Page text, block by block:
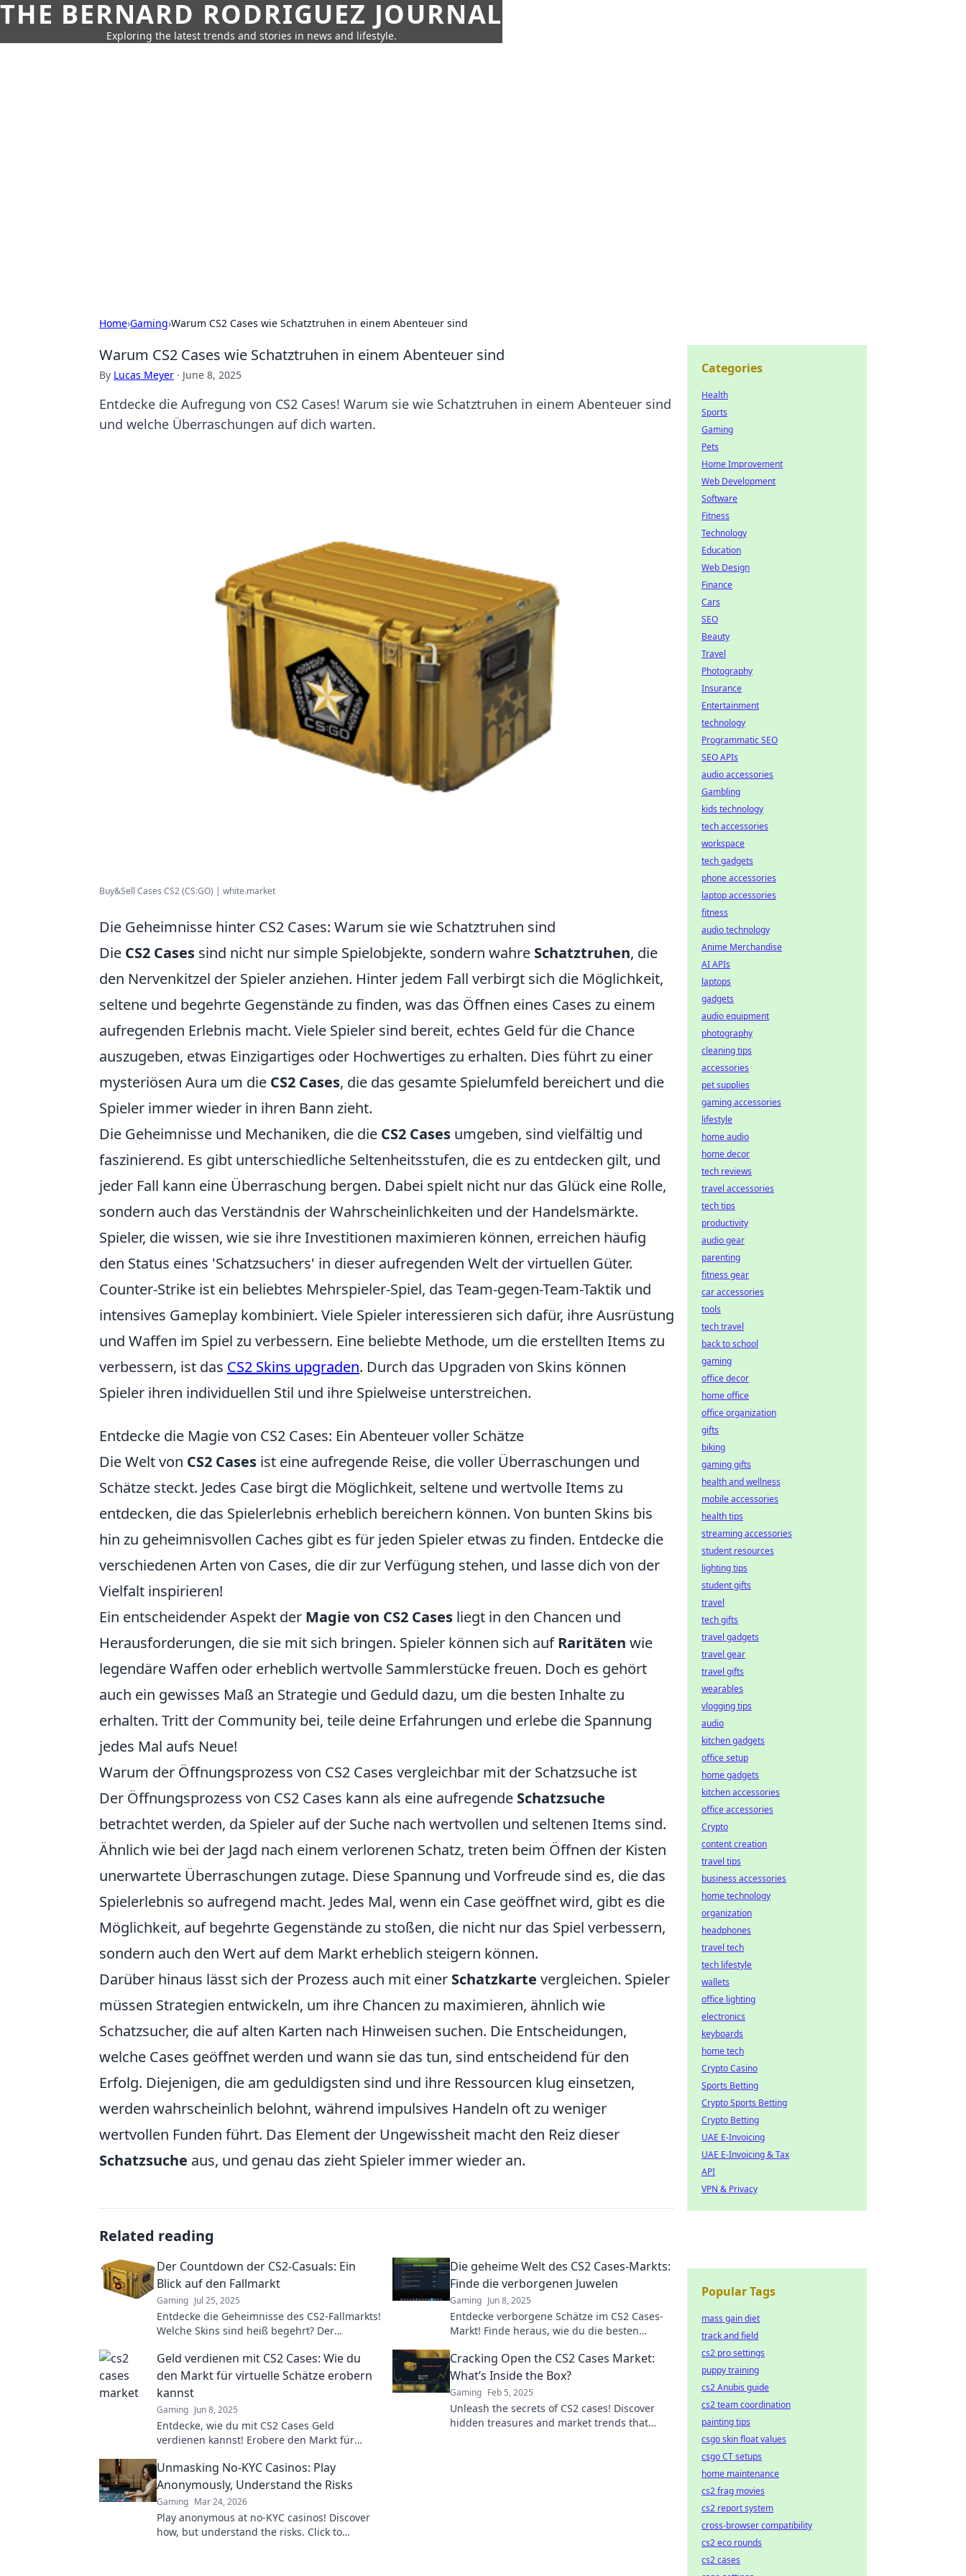
THE BERNARD RODRIGUEZ JOURNAL
Exploring the latest trends and stories in news and lifestyle.
Home›Gaming›Warum CS2 Cases wie Schatztruhen in einem Abenteuer sind
Warum CS2 Cases wie Schatztruhen in einem Abenteuer sind
By Lucas Meyer · June 8, 2025
Entdecke die Aufregung von CS2 Cases! Warum sie wie Schatztruhen in einem Abenteuer sind
und welche Überraschungen auf dich warten.
Buy&Sell Cases CS2 (CS:GO) | white.market
Die Geheimnisse hinter CS2 Cases: Warum sie wie Schatztruhen sind
Die CS2 Cases sind nicht nur simple Spielobjekte, sondern wahre Schatztruhen, die
den Nervenkitzel der Spieler anziehen. Hinter jedem Fall verbirgt sich die Möglichkeit,
seltene und begehrte Gegenstände zu finden, was das Öffnen eines Cases zu einem
aufregenden Erlebnis macht. Viele Spieler sind bereit, echtes Geld für die Chance
auszugeben, etwas Einzigartiges oder Hochwertiges zu erhalten. Dies führt zu einer
mysteriösen Aura um die CS2 Cases, die das gesamte Spielumfeld bereichert und die
Spieler immer wieder in ihren Bann zieht.
Die Geheimnisse und Mechaniken, die die CS2 Cases umgeben, sind vielfältig und
faszinierend. Es gibt unterschiedliche Seltenheitsstufen, die es zu entdecken gilt, und
jeder Fall kann eine Überraschung bergen. Dabei spielt nicht nur das Glück eine Rolle,
sondern auch das Verständnis der Wahrscheinlichkeiten und der Handelsmärkte.
Spieler, die wissen, wie sie ihre Investitionen maximieren können, erreichen häufig
den Status eines 'Schatzsuchers' in dieser aufregenden Welt der virtuellen Güter.
Counter-Strike ist ein beliebtes Mehrspieler-Spiel, das Team-gegen-Team-Taktik und
intensives Gameplay kombiniert. Viele Spieler interessieren sich dafür, ihre Ausrüstung
und Waffen im Spiel zu verbessern. Eine beliebte Methode, um die erstellten Items zu
verbessern, ist das CS2 Skins upgraden. Durch das Upgraden von Skins können
Spieler ihren individuellen Stil und ihre Spielweise unterstreichen.
Entdecke die Magie von CS2 Cases: Ein Abenteuer voller Schätze
Die Welt von CS2 Cases ist eine aufregende Reise, die voller Überraschungen und
Schätze steckt. Jedes Case birgt die Möglichkeit, seltene und wertvolle Items zu
entdecken, die das Spielerlebnis erheblich bereichern können. Von bunten Skins bis
hin zu geheimnisvollen Caches gibt es für jeden Spieler etwas zu finden. Entdecke die
verschiedenen Arten von Cases, die dir zur Verfügung stehen, und lasse dich von der
Vielfalt inspirieren!
Ein entscheidender Aspekt der Magie von CS2 Cases liegt in den Chancen und
Herausforderungen, die sie mit sich bringen. Spieler können sich aufRaritäten wie
legendäre Waffen oder erheblich wertvolle Sammlerstücke freuen. Doch es gehört
auch ein gewisses Maß an Strategie und Geduld dazu, um die besten Inhalte zu
erhalten. Tritt der Community bei, teile deine Erfahrungen und erlebe die Spannung
jedes Mal aufs Neue!
Warum der Öffnungsprozess von CS2 Cases vergleichbar mit der Schatzsuche ist
Der Öffnungsprozess von CS2 Cases kann als eine aufregende Schatzsuche
betrachtet werden, da Spieler auf der Suche nach wertvollen und seltenen Items sind.
Ähnlich wie bei der Jagd nach einem verlorenen Schatz, treten beim Öffnen der Kisten
unerwartete Überraschungen zutage. Diese Spannung und Vorfreude sind es, die das
Spielerlebnis so aufregend macht. Jedes Mal, wenn ein Case geöffnet wird, gibt es die
Möglichkeit, auf begehrte Gegenstände zu stoßen, die nicht nur das Spiel verbessern,
sondern auch den Wert auf dem Markt erheblich steigern können.
Darüber hinaus lässt sich der Prozess auch mit einer Schatzkarte vergleichen. Spieler
müssen Strategien entwickeln, um ihre Chancen zu maximieren, ähnlich wie
Schatzsucher, die auf alten Karten nach Hinweisen suchen. Die Entscheidungen,
welche Cases geöffnet werden und wann sie das tun, sind entscheidend für den
Erfolg. Diejenigen, die am geduldigsten sind und ihre Ressourcen klug einsetzen,
werden wahrscheinlich belohnt, während impulsives Handeln oft zu weniger
wertvollen Funden führt. Das Element der Ungewissheit macht den Reiz dieser
Schatzsuche aus, und genau das zieht Spieler immer wieder an.
Related reading
Der Countdown der CS2-Casuals: Ein
Blick auf den Fallmarkt
Gaming Jul 25, 2025
Entdecke die Geheimnisse des CS2-Fallmarkts!
Welche Skins sind heiß begehrt? Der
Die geheime Welt des CS2 Cases-Markts:
Finde die verborgenen Juwelen
Gaming Jun 8, 2025
Entdecke verborgene Schätze im CS2 Cases-
Markt! Finde heraus, wie du die besten
Geld verdienen mit CS2 Cases: Wie du
den Markt für virtuelle Schätze erobern
kannst
Gaming Jun 8, 2025
Entdecke, wie du mit CS2 Cases Geld
verdienen kannst! Erobere den Markt für
Gewinne!
Cracking Open the CS2 Cases Market:
What’s Inside the Box?
Gaming Feb 5, 2025
Unleash the secrets of CS2 cases! Discover
hidden treasures and market trends that
Unmasking No-KYC Casinos: Play
Anonymously, Understand the Risks
Gaming Mar 24, 2026
Play anonymous at no-KYC casinos! Discover
how, but understand the risks. Click to
Categories
Health
Sports
Gaming
Pets
Home Improvement
Web Development
Software
Fitness
Technology
Education
Web Design
Finance
Cars
SEO
Beauty
Travel
Photography
Insurance
Entertainment
technology
Programmatic SEO
SEO APIs
audio accessories
Gambling
kids technology
tech accessories
workspace
tech gadgets
phone accessories
laptop accessories
fitness
audio technology
Anime Merchandise
AI APIs
laptops
gadgets
audio equipment
photography
cleaning tips
accessories
pet supplies
gaming accessories
lifestyle
home audio
home decor
tech reviews
travel accessories
tech tips
productivity
audio gear
parenting
fitness gear
car accessories
tools
tech travel
back to school
gaming
office decor
home office
office organization
gifts
biking
gaming gifts
health and wellness
mobile accessories
health tips
streaming accessories
student resources
lighting tips
student gifts
travel
tech gifts
travel gadgets
travel gear
travel gifts
wearables
vlogging tips
audio
kitchen gadgets
office setup
home gadgets
kitchen accessories
office accessories
Crypto
content creation
travel tips
business accessories
home technology
organization
headphones
travel tech
tech lifestyle
wallets
office lighting
electronics
keyboards
home tech
Crypto Casino
Sports Betting
Crypto Sports Betting
Crypto Betting
UAE E-Invoicing
UAE E-Invoicing & Tax
API
VPN & Privacy
Popular Tags
mass gain diet
track and field
cs2 pro settings
puppy training
cs2 Anubis guide
cs2 team coordination
painting tips
csgo skin float values
csgo CT setups
home maintenance
cs2 frag movies
cs2 report system
cross-browser compatibility
cs2 eco rounds
cs2 cases